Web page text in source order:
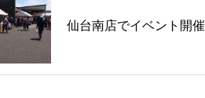
仙台南店でイベント開催